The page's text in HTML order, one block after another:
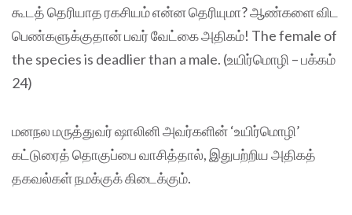
கூடத் தெரியாத ரகசியம் என்ன தெரியுமா? ஆண்களை விட
பெண்களுக்குதான் பவர் வேட்கை அதிகம்! The female of
the species is deadlier than a male. (உயிர்மொழி – பக்கம்
24)
மனநல மருத்துவர் ஷாலினி அவர்களின் ‘உயிர்மொழி’
கட்டுரைத் தொகுப்பை வாசித்தால், இதுபற்றிய அதிகத்
தகவல்கள் நமக்குக் கிடைக்கும்.